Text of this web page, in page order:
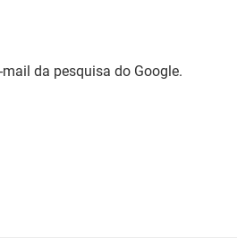
da pesquisa do Google.